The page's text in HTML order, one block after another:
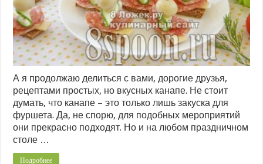
А я продолжаю делиться с вами, дорогие друзья,
рецептами простых, но вкусных канапе. Не стоит
думать, что канапе – это только лишь закуска для
фуршета. Да, не спорю, для подобных мероприятий
они прекрасно подходят. Но и на любом праздничном
столе …
Подробнее